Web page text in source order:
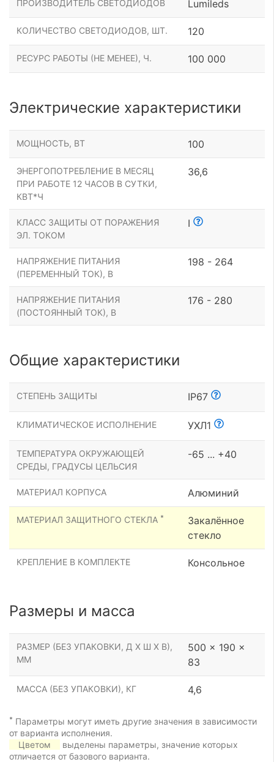
ПРОИЗВОДИТЕЛЬ СВЕТОДИОДОВ Lumileds
КОЛИЧЕСТВО СВЕТОДИОДОВ, ШТ. 120
РЕСУРС РАБОТЫ (НЕ МЕНЕЕ), Ч. 100 000
Электрические характеристики
МОЩНОСТЬ, ВТ 100
ЭНЕРГОПОТРЕБЛЕНИЕ В МЕСЯЦ
ПРИ РАБОТЕ 12 ЧАСОВ В СУТКИ,
КВТ*Ч
36,6
КЛАСС ЗАЩИТЫ ОТ ПОРАЖЕНИЯ
ЭЛ. ТОКОМ
I
НАПРЯЖЕНИЕ ПИТАНИЯ
(ПЕРЕМЕННЫЙ ТОК), В
198 - 264
НАПРЯЖЕНИЕ ПИТАНИЯ
(ПОСТОЯННЫЙ ТОК), В
176 - 280
Общие характеристики
СТЕПЕНЬ ЗАЩИТЫ IP67
КЛИМАТИЧЕСКОЕ ИСПОЛНЕНИЕ УХЛ1
ТЕМПЕРАТУРА ОКРУЖАЮЩЕЙ
СРЕДЫ, ГРАДУСЫ ЦЕЛЬСИЯ
-65 ... +40
МАТЕРИАЛ КОРПУСА Алюминий
МАТЕРИАЛ ЗАЩИТНОГО СТЕКЛА *
Закалённое
стекло
КРЕПЛЕНИЕ В КОМПЛЕКТЕ Консольное
Размеры и масса
РАЗМЕР (БЕЗ УПАКОВКИ, Д Х Ш Х В),
ММ
500 x 190 x
83
МАССА (БЕЗ УПАКОВКИ), КГ 4,6
* Параметры могут иметь другие значения в зависимости
от варианта исполнения.
Цветом
выделены параметры, значение которых
отличается от базового варианта.